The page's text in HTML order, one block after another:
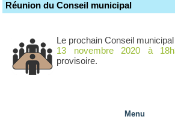
Réunion du Conseil municipal
Le prochain Conseil
13 novembre 2020 à
provisoire.
Menu